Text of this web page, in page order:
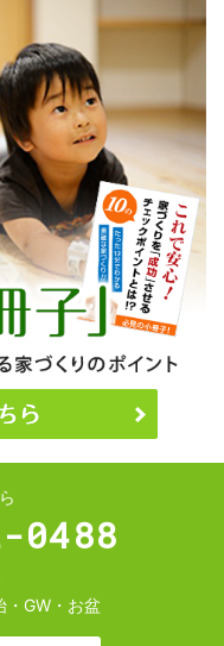
0488
・GW・お盆